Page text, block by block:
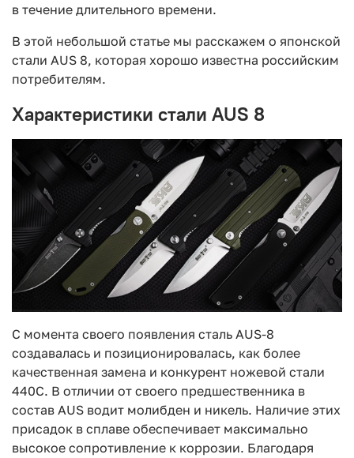
в течение длительного времени.
В этой небольшой статье мы расскажем о японской
стали AUS 8, которая хорошо известна российским
потребителям.
Характеристики стали AUS 8
С момента своего появления сталь AUS-8
создавалась и позиционировалась, как более
качественная замена и конкурент ножевой стали
440С. В отличии от своего предшественника в
состав AUS водит молибден и никель. Наличие этих
присадок в сплаве обеспечивает максимально
высокое сопротивление к коррозии. Благодаря